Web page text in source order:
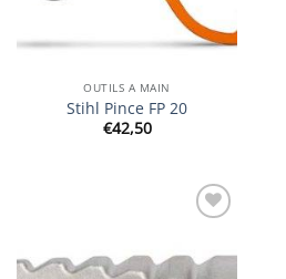
OUTILS A MAIN
Stihl Pince FP 20
€42,50
wishlist